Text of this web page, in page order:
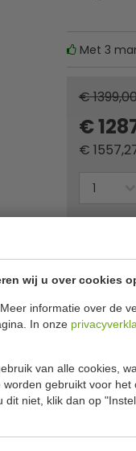
wij u over cookies
informatie over de
In onze
van alle cookies,
gebruikt voor het
niet, klik dan op
Met 3
€
€
€
âœ“
B x D x H